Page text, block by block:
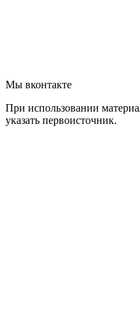
Мы вконтакте
При использовании
указать первоисточник.